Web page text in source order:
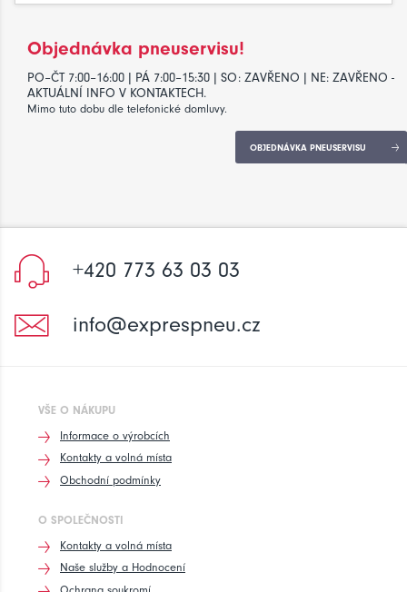
Objednávka pneuservisu!
PO–ČT 7:00–16:00 | PÁ 7:00–15:30 | SO: ZAVŘENO | NE: ZAVŘENO -
AKTUÁLNÍ INFO V KONTAKTECH.
Mimo tuto dobu dle telefonické domluvy.
OBJEDNÁVKA PNEUSERVISU
+420 773 63 03 03
info@exprespneu.cz
VŠE O NÁKUPU
Informace o výrobcích
Kontakty a volná místa
Obchodní podmínky
O SPOLEČNOSTI
Kontakty a volná místa
Naše služby a Hodnocení